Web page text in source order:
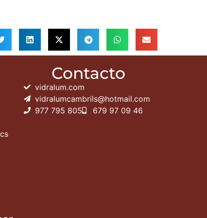
Contacto
vidralum.com
vidralumcambrils@hotmail.com
977 795 805
679 97 09 46